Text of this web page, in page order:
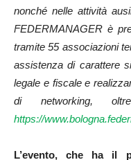
nonché nelle attività
FEDERMANAGER è
tramite 55 associazioni
assistenza di carattere
legale e fiscale e
di networking,
https://
L’evento, che ha il